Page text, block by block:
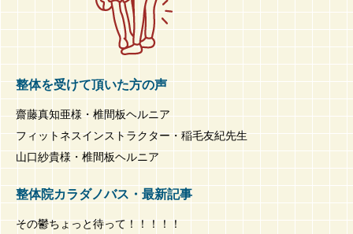
整体を受けて頂いた方の声
齋藤真知亜様・椎間板ヘルニア
フィットネスインストラクター・稲毛友紀先生
山口紗貴様・椎間板ヘルニア
整体院カラダノバス・最新記事
その鬱ちょっと待って！！！！！